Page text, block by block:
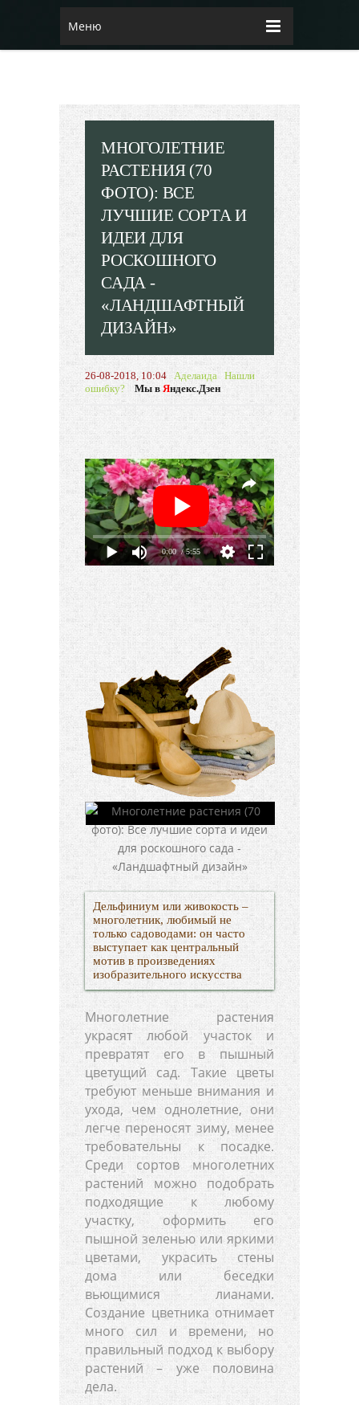
Меню
МНОГОЛЕТНИЕ
РАСТЕНИЯ (70
ФОТО): ВСЕ
ЛУЧШИЕ СОРТА И
ИДЕИ ДЛЯ
РОСКОШНОГО
САДА -
«ЛАНДШАФТНЫЙ
ДИЗАЙН»
26-08-2018, 10:04 Аделаида Нашли
ошибку?
Мы вЯндекс.Дзен
0:00 / 5:55
Дельфиниум или живокость –
многолетник, любимый не
только садоводами: он часто
выступает как центральный
мотив в произведениях
изобразительного искусства
Многолетние растения
украсят любой участок и
превратят его в пышный
цветущий сад. Такие цветы
требуют меньше внимания и
ухода, чем однолетние, они
легче переносят зиму, менее
требовательны к посадке.
Среди сортов многолетних
растений можно подобрать
подходящие к любому
участку, оформить его
пышной зеленью или яркими
цветами, украсить стены
дома или беседки
вьющимися лианами.
Создание цветника отнимает
много сил и времени, но
правильный подход к выбору
растений – уже половина
дела.